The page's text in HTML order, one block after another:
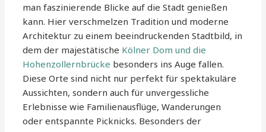
man faszinierende Blicke auf die Stadt genießen
kann. Hier verschmelzen Tradition und moderne
Architektur zu einem beeindruckenden Stadtbild, in
dem der majestätische Kölner Dom und die
Hohenzollernbrücke besonders ins Auge fallen.
Diese Orte sind nicht nur perfekt für spektakuläre
Aussichten, sondern auch für unvergessliche
Erlebnisse wie Familienausflüge, Wanderungen
oder entspannte Picknicks. Besonders der